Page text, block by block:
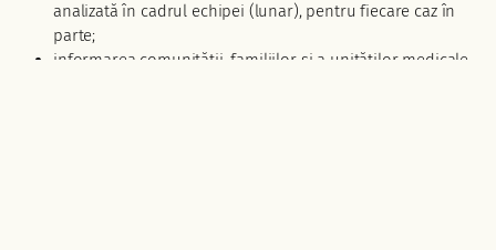
analizată în cadrul echipei (lunar), pentru fiecare caz în
parte;
informarea comunității, familiilor și a unităților medicale